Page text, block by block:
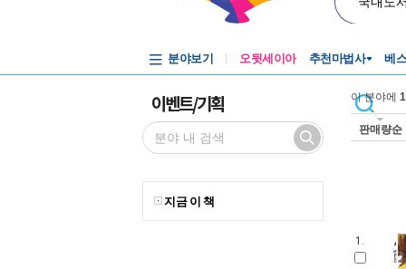
분야보기 오뒷세이아 추천마법사 베
이벤트/기획
지금 이 책
이 분야에
판매량순
1.